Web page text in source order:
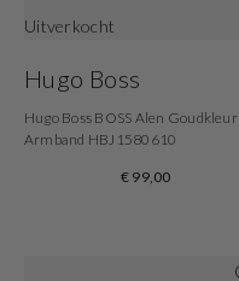
Uitverkocht
Hugo Boss
Hugo Boss BOSS Alen
Armband HBJ1580610
€ 99,00